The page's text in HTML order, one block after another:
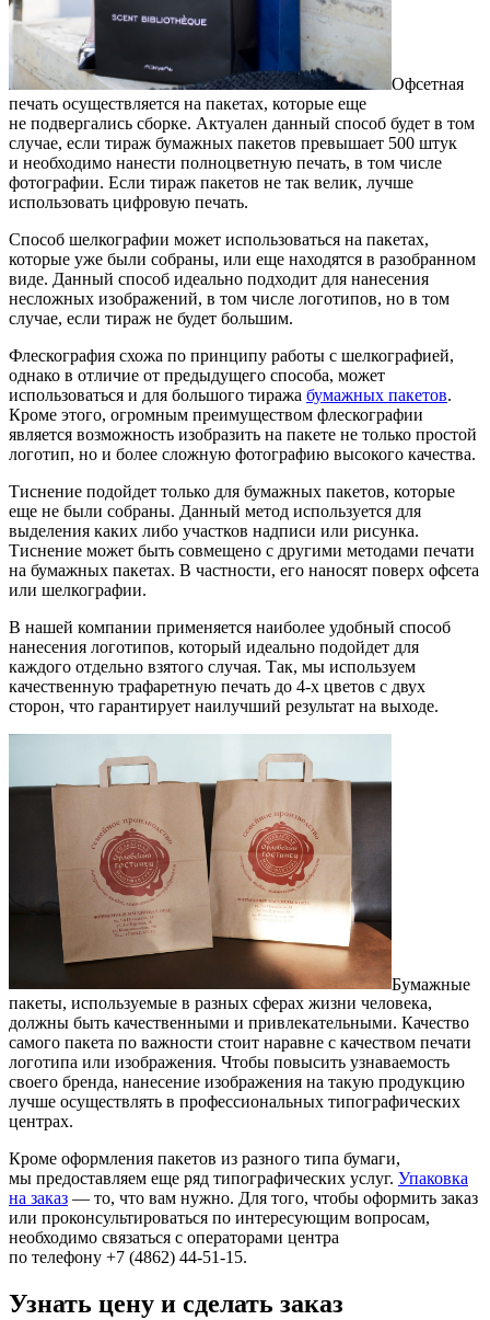
Офсетная
печать осуществляется на пакетах, которые еще
не подвергались сборке. Актуален данный способ будет в том
случае, если тираж бумажных пакетов превышает 500 штук
и необходимо нанести полноцветную печать, в том числе
фотографии. Если тираж пакетов не так велик, лучше
использовать цифровую печать.
Способ шелкографии может использоваться на пакетах,
которые уже были собраны, или еще находятся в разобранном
виде. Данный способ идеально подходит для нанесения
несложных изображений, в том числе логотипов, но в том
случае, если тираж не будет большим.
Флескография схожа по принципу работы с шелкографией,
однако в отличие от предыдущего способа, может
использоваться и для большого тиража бумажных пакетов.
Кроме этого, огромным преимуществом флескографии
является возможность изобразить на пакете не только простой
логотип, но и более сложную фотографию высокого качества.
Тиснение подойдет только для бумажных пакетов, которые
еще не были собраны. Данный метод используется для
выделения каких либо участков надписи или рисунка.
Тиснение может быть совмещено с другими методами печати
на бумажных пакетах. В частности, его наносят поверх офсета
или шелкографии.
В нашей компании применяется наиболее удобный способ
нанесения логотипов, который идеально подойдет для
каждого отдельно взятого случая. Так, мы используем
качественную трафаретную печать до 4-х цветов с двух
сторон, что гарантирует наилучший результат на выходе.
Бумажные
пакеты, используемые в разных сферах жизни человека,
должны быть качественными и привлекательными. Качество
самого пакета по важности стоит наравне с качеством печати
логотипа или изображения. Чтобы повысить узнаваемость
своего бренда, нанесение изображения на такую продукцию
лучше осуществлять в профессиональных типографических
центрах.
Кроме оформления пакетов из разного типа бумаги,
мы предоставляем еще ряд типографических услуг. Упаковка
на заказ — то, что вам нужно. Для того, чтобы оформить заказ
или проконсультироваться по интересующим вопросам,
необходимо связаться с операторами центра
по телефону +7 (4862) 44-51-15.
Узнать цену и сделать заказ